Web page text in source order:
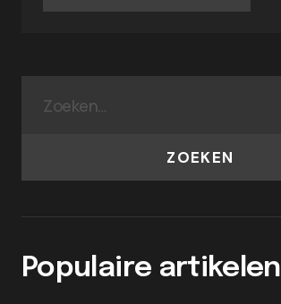
ZOEKEN
Populaire artikelen